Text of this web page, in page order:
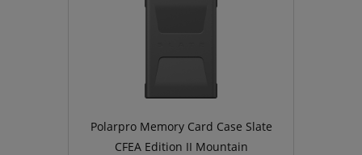
Polarpro Memory Card Case Slate
CFEA Edition II Mountain